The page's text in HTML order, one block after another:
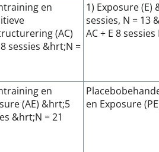
en
(AC)
sessies &hrt;N =
1) Exposure (E)
sessies, N = 13
AC + E 8 sessies
en
(AE) &hrt;5
&hrt;N = 21
en Exposure